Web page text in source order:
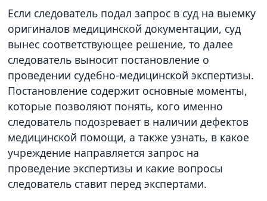
Если следователь подал запрос в суд на выемку
оригиналов медицинской документации, суд
вынес соответствующее решение, то далее
следователь выносит постановление о
проведении судебно-медицинской экспертизы.
Постановление содержит основные моменты,
которые позволяют понять, кого именно
следователь подозревает в наличии дефектов
медицинской помощи, а также узнать, в какое
учреждение направляется запрос на
проведение экспертизы и какие вопросы
следователь ставит перед экспертами.